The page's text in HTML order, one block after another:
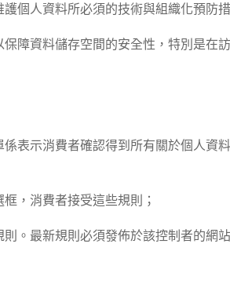
個人資料所必須的技術與組織化預防措
障資料儲存空間的安全性，特別是在
係表示消費者確認得到所有關於個人資
，消費者接受這些規則；
。最新規則必須發佈於該控制者的網站